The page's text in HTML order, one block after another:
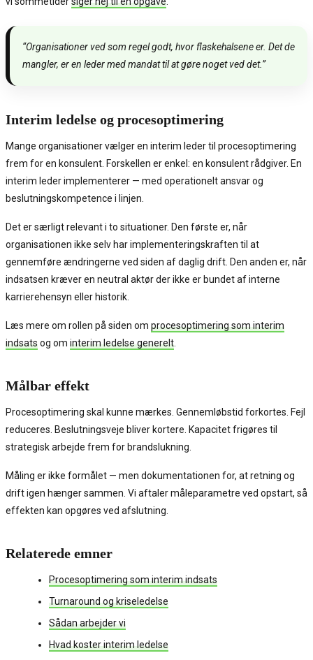
“Organisationer ved som regel godt, hvor flaskehalsene er. Det de
mangler, er en leder med mandat til at gøre noget ved det.”
Interim ledelse og procesoptimering
Mange organisationer vælger en interim leder til procesoptimering
frem for en konsulent. Forskellen er enkel: en konsulent rådgiver. En
interim leder implementerer — med operationelt ansvar og
beslutningskompetence i linjen.
Det er særligt relevant i to situationer. Den første er, når
organisationen ikke selv har implementeringskraften til at
gennemføre ændringerne ved siden af daglig drift. Den anden er, når
indsatsen kræver en neutral aktør der ikke er bundet af interne
karrierehensyn eller historik.
Læs mere om rollen på siden om procesoptimering som interim
indsatsog om interim ledelse generelt.
Målbar effekt
Procesoptimering skal kunne mærkes. Gennemløbstid forkortes. Fejl
reduceres. Beslutningsveje bliver kortere. Kapacitet frigøres til
strategisk arbejde frem for brandslukning.
Måling er ikke formålet — men dokumentationen for, at retning og
drift igen hænger sammen. Vi aftaler måleparametre ved opstart, så
effekten kan opgøres ved afslutning.
Relaterede emner
Procesoptimering som interim indsats
Turnaround og kriseledelse
Sådan arbejder vi
Hvad koster interim ledelse